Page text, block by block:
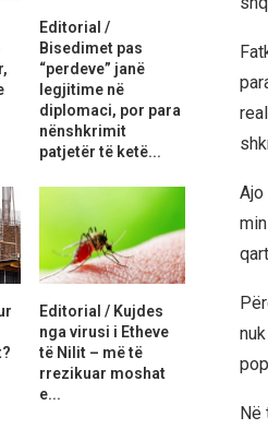
Editorial /
Bisedimet pas
“perdeve” janë
legjitime në
diplomaci, por para
nënshkrimit
patjetër të ketë...
Editorial / Kujdes
nga virusi i Etheve
të Nilit – më të
rrezikuar moshat
e...